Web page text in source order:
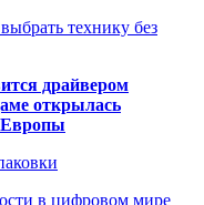
технику без
драйвером
открылась
Европы
в цифровом мире